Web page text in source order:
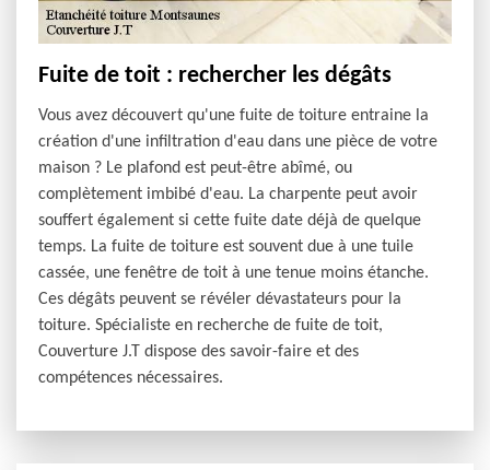
Fuite de toit : rechercher les dégâts
Vous avez découvert qu'une fuite de toiture entraine la
création d'une infiltration d'eau dans une pièce de votre
maison ? Le plafond est peut-être abîmé, ou
complètement imbibé d'eau. La charpente peut avoir
souffert également si cette fuite date déjà de quelque
temps. La fuite de toiture est souvent due à une tuile
cassée, une fenêtre de toit à une tenue moins étanche.
Ces dégâts peuvent se révéler dévastateurs pour la
toiture. Spécialiste en recherche de fuite de toit,
Couverture J.T dispose des savoir-faire et des
compétences nécessaires.